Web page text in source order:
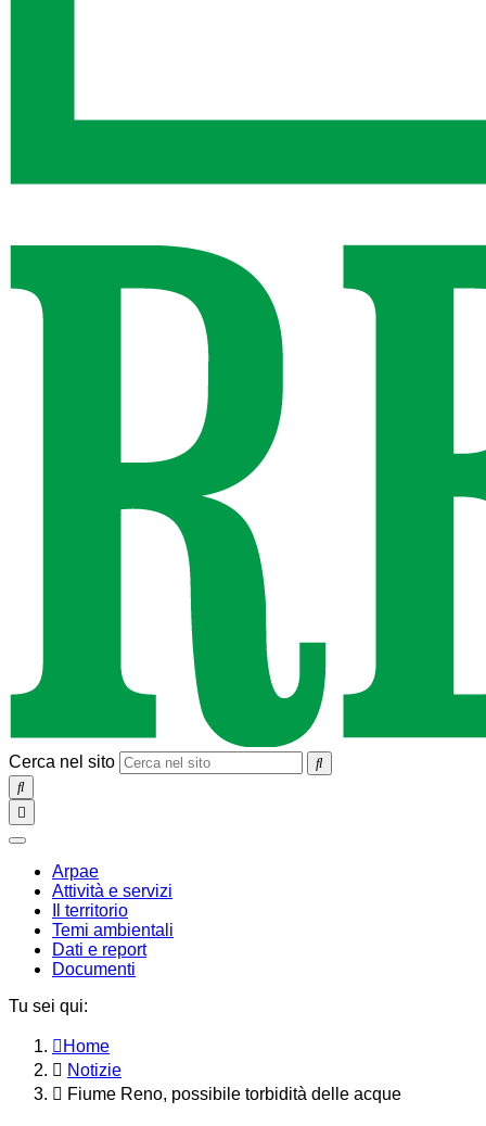
Cerca nel sito
SEARCH
Toggle
navigation
chiudi
Arpae
Attività e servizi
Il territorio
Temi ambientali
Dati e report
Documenti
Tu sei qui:
Home
Notizie
Fiume Reno, possibile torbidità delle acque